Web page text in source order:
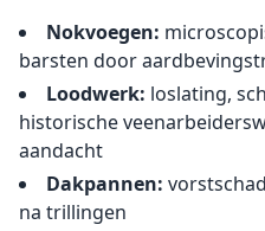
Nokvoegen:
barsten door
Loodwerk: loslating,
historische
aandacht
Dakpannen:
na trillingen